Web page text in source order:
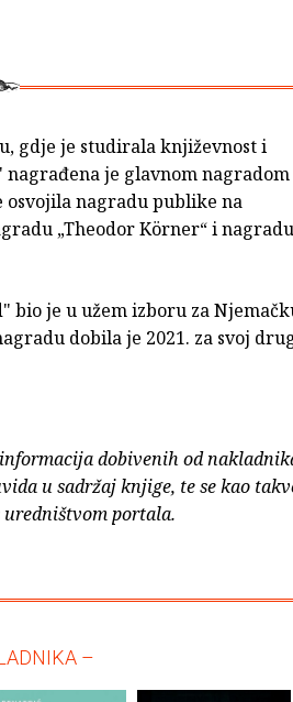
gdje je studirala književnost i
je glavnom nagradom
osvojila nagradu publike na
„Theodor Körner“ i nagradu
bio je u užem izboru za
dobila je 2021. za svoj
dobivenih od
u sadržaj knjige, te se kao
portala.
–